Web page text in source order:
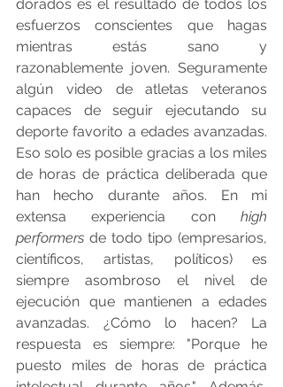
dorados es el resultado de todos los
esfuerzos conscientes que hagas
mientras estás sano y
razonablemente joven. Seguramente
algún video de atletas veteranos
capaces de seguir ejecutando su
deporte favorito a edades avanzadas.
Eso solo es posible gracias a los miles
de horas de práctica deliberada que
han hecho durante años. En mi
extensa experiencia con high
performers de todo tipo (empresarios,
científicos, artistas, políticos) es
siempre asombroso el nivel de
ejecución que mantienen a edades
avanzadas. ¿Cómo lo hacen? La
respuesta es siempre: "Porque he
puesto miles de horas de práctica